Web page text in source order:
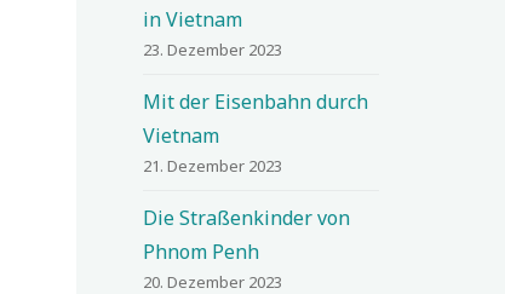
in Vietnam
23. Dezember 2023
Mit der Eisenbahn durch
Vietnam
21. Dezember 2023
Die Straßenkinder von
Phnom Penh
20. Dezember 2023